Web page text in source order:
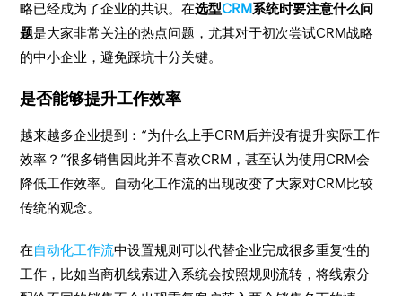
略已经成为了企业的共识。在选型CRM系统时要注意什么问
题是大家非常关注的热点问题，尤其对于初次尝试CRM战略
的中小企业，避免踩坑十分关键。
是否能够提升工作效率
越来越多企业提到：“为什么上手CRM后并没有提升实际工作
效率？”很多销售因此并不喜欢CRM，甚至认为使用CRM会
降低工作效率。自动化工作流的出现改变了大家对CRM比较
传统的观念。
在自动化工作流中设置规则可以代替企业完成很多重复性的
工作，比如当商机线索进入系统会按照规则流转，将线索分